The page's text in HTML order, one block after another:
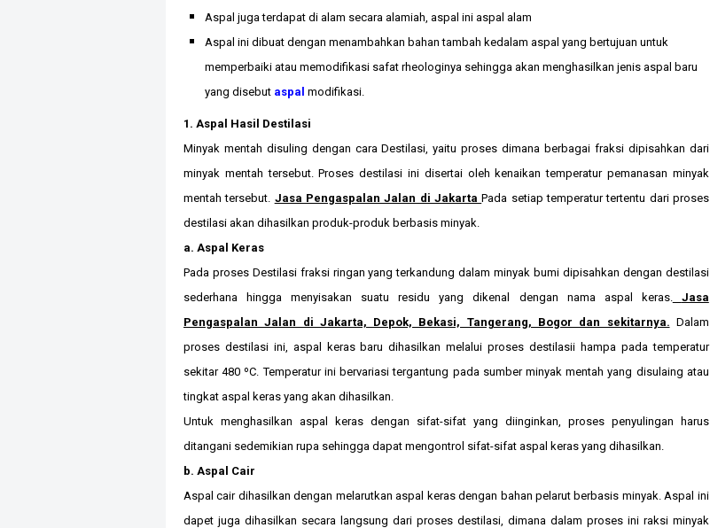
Aspal juga terdapat di alam secara alamiah, aspal ini aspal alam
Aspal ini dibuat dengan menambahkan bahan tambah kedalam aspal yang bertujuan untuk
memperbaiki atau memodifikasi safat rheologinya sehingga akan menghasilkan jenis aspal baru
yang disebut aspal modifikasi.
1. Aspal Hasil Destilasi
Minyak mentah disuling dengan cara Destilasi, yaitu proses dimana berbagai fraksi dipisahkan dari
minyak mentah tersebut. Proses destilasi ini disertai oleh kenaikan temperatur pemanasan minyak
mentah tersebut. Jasa Pengaspalan Jalan di JakartaPada setiap temperatur tertentu dari proses
destilasi akan dihasilkan produk-produk berbasis minyak.
a. Aspal Keras
Pada proses Destilasi fraksi ringan yang terkandung dalam minyak bumi dipisahkan dengan destilasi
sederhana hingga menyisakan suatu residu yang dikenal dengan nama aspal keras.
Jasa
Pengaspalan Jalan di Jakarta, Depok, Bekasi, Tangerang, Bogor dan sekitarnya. Dalam
proses destilasi ini, aspal keras baru dihasilkan melalui proses destilasii hampa pada temperatur
sekitar 480 ºC. Temperatur ini bervariasi tergantung pada sumber minyak mentah yang disulaing atau
tingkat aspal keras yang akan dihasilkan.
Untuk menghasilkan aspal keras dengan sifat-sifat yang diinginkan, proses penyulingan harus
ditangani sedemikian rupa sehingga dapat mengontrol sifat-sifat aspal keras yang dihasilkan.
b. Aspal Cair
Aspal cair dihasilkan dengan melarutkan aspal keras dengan bahan pelarut berbasis minyak. Aspal ini
dapet juga dihasilkan secara langsung dari proses destilasi, dimana dalam proses ini raksi minyak